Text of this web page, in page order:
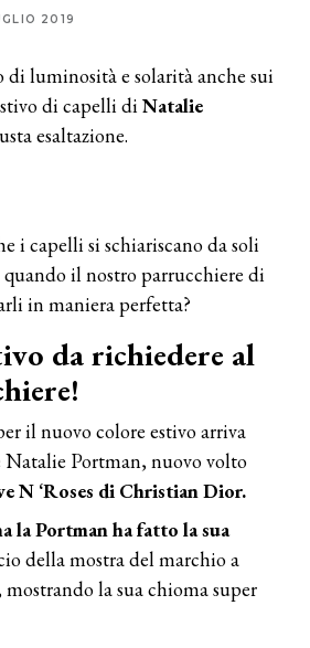
2019
di luminosità e solarità anche sui
di capelli diNatalie
esaltazione.
i capelli si schiariscano da soli
quando il nostro parrucchiere di
in maniera perfetta?
da richiedere al
il nuovo colore estivo arriva
Natalie Portman, nuovo volto
N ‘Roses di Christian Dior.
la Portman ha fatto la sua
della mostra del marchio a
la sua chioma super